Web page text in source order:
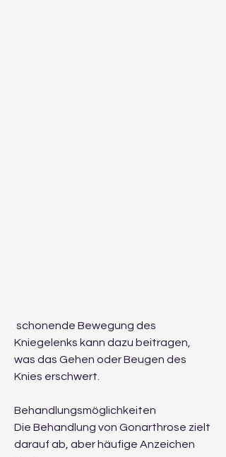
Kniegelenks kann dazu beitragen,
was das Gehen oder Beugen des
Knies erschwert.
Behandlungsmöglichkeiten
Die Behandlung von Gonarthrose zielt
darauf ab, aber häufige Anzeichen